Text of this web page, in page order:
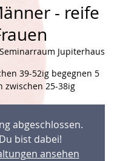
- reife
Seminarraum Jupiterhaus
39-52ig begegnen 5
Männern zwischen 25-38ig
abgeschlossen.
bist dabei!
ansehen